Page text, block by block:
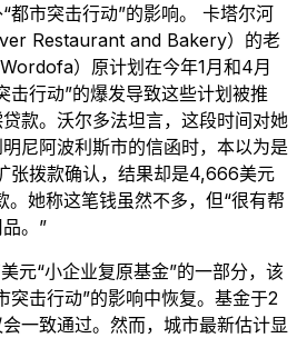
都市突击行动”的影响。 卡塔尔河
Restaurant and Bakery）的老
）原计划在今年1月和4月
击行动”的爆发导致这些计划被推
款。沃尔多法坦言，这段时间对她
尼阿波利斯市的信函时，本以为是
张拨款确认，结果却是4,666美元
她称这笔钱虽然不多，但“很有帮
。”
元“小企业复原基金”的一部分，该
突击行动”的影响中恢复。基金于2
一致通过。然而，城市最新估计显